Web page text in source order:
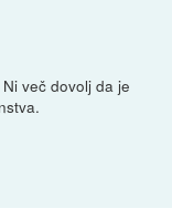
več dovolj da je